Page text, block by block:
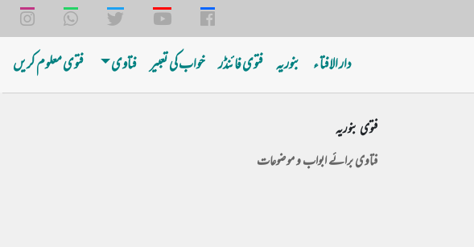
دار الافتا ء بنوریه فتوی فائنڈر خواب کی تعبیر فتاوی فتوی معلوم کریں
فتوی بنوریہ
فتاوی برائے ابواب و موضوعات